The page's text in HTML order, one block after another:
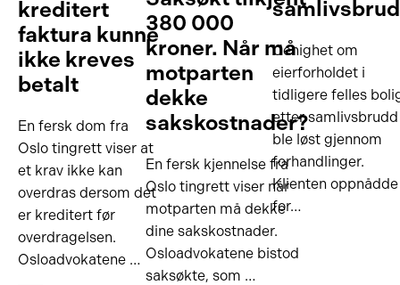
kreditert
faktura kunne
ikke kreves
betalt
En fersk dom fra
Oslo tingrett viser at
et krav ikke kan
overdras dersom det
er kreditert før
overdragelsen.
Osloadvokatene …
380 000
kroner. Når må
motparten
dekke
sakskostnader?
En fersk kjennelse fra
Oslo tingrett viser når
motparten må dekke
dine sakskostnader.
Osloadvokatene bistod
saksøkte, som …
Uenighet om
eierforholdet i
tidligere felles
etter samlivsbrudd
ble løst gjennom
forhandlinger.
Klienten oppnådde
for…